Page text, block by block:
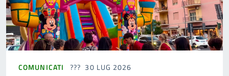
COMUNICATI 30 LUG 2026